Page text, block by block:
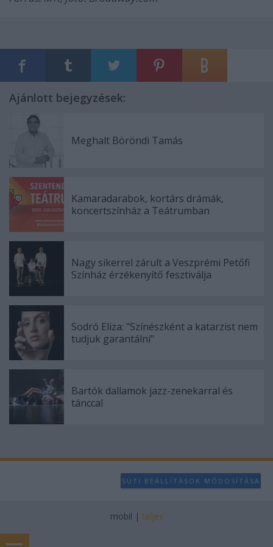
Ajánlott bejegyzések:
Meghalt Böröndi Tamás
Kamaradarabok, kortárs drámák,
koncertszínház a Teátrumban
Nagy sikerrel zárult a Veszprémi Petőfi
Színház érzékenyítő fesztiválja
Sodró Eliza: "Színészként a katarzist nem
tudjuk garantálni"
Bartók dallamok jazz-zenekarral és
tánccal
SÜTI BEÁLLÍTÁSOK MÓDOSÍTÁSA
mobil | teljes